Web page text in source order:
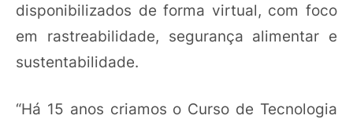
disponibilizados de forma virtual, com foco
em rastreabilidade, segurança alimentar e
sustentabilidade.
“Há 15 anos criamos o Curso de Tecnologia